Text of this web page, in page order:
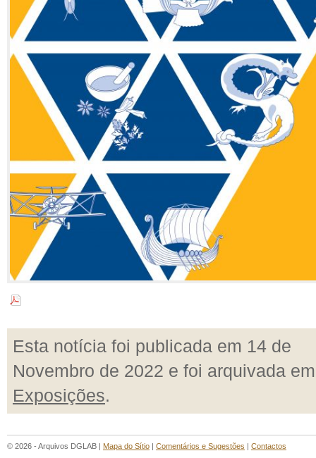
Esta notícia foi publicada em 14 de
Novembro de 2022 e foi arquivada
Exposições.
© 2026 - Arquivos DGLAB | Mapa do Sítio | Comentários e Sugestões | Contactos